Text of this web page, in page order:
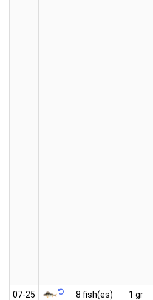
07‑25
8 fish(es)
1 gr